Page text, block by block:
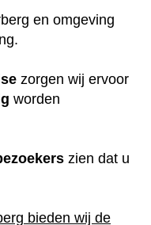
en omgeving
zorgen wij ervoor
worden
zien dat u
bieden wij de